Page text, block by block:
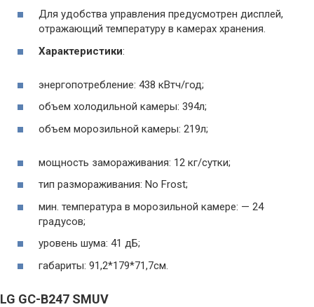
Для удобства управления предусмотрен дисплей,
отражающий температуру в камерах хранения.
Характеристики:
энергопотребление: 438 кВтч/год;
объем холодильной камеры: 394л;
объем морозильной камеры: 219л;
мощность замораживания: 12 кг/сутки;
тип размораживания: No Frost;
мин. температура в морозильной камере: — 24
градусов;
уровень шума: 41 дБ;
габариты: 91,2*179*71,7см.
LG GC-B247 SMUV